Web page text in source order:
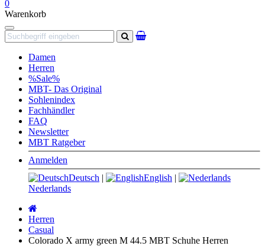
0
Warenkorb
Navigation
Suchen
Damen
Herren
%Sale%
MBT- Das Original
Sohlenindex
Fachhändler
FAQ
Newsletter
MBT Ratgeber
Anmelden
Deutsch | English |
Nederlands
Herren
Casual
Colorado X army green M 44.5 MBT Schuhe Herren